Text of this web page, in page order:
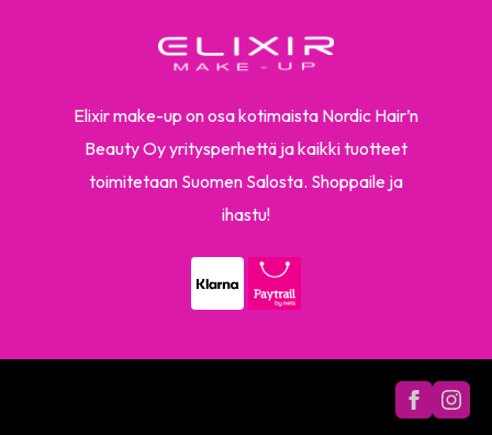
Elixir make-up on osa kotimaista Nordic Hair’n
Beauty Oy yritysperhettä ja kaikki tuotteet
toimitetaan Suomen Salosta. Shoppaile ja
ihastu!